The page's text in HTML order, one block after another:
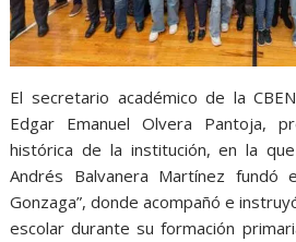
El secretario académico de la
Edgar Emanuel Olvera Pantoja,
histórica de la institución, en la
Andrés Balvanera Martínez fundó
Gonzaga”, donde acompañó e
escolar durante su formación